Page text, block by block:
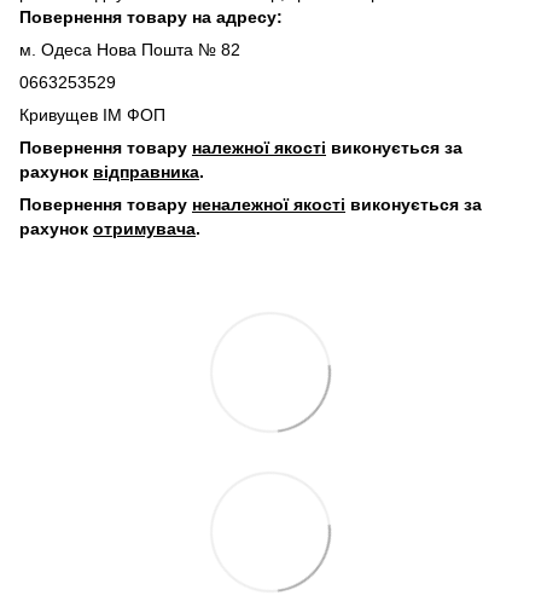
Повернення товару на адресу:
м. Одеса Нова Пошта № 82
0663253529
Кривущев ІМ ФОП
Повернення товару належної якості виконується за
рахунок відправника.
Повернення товару неналежної якості виконується за
рахунок отримувача.